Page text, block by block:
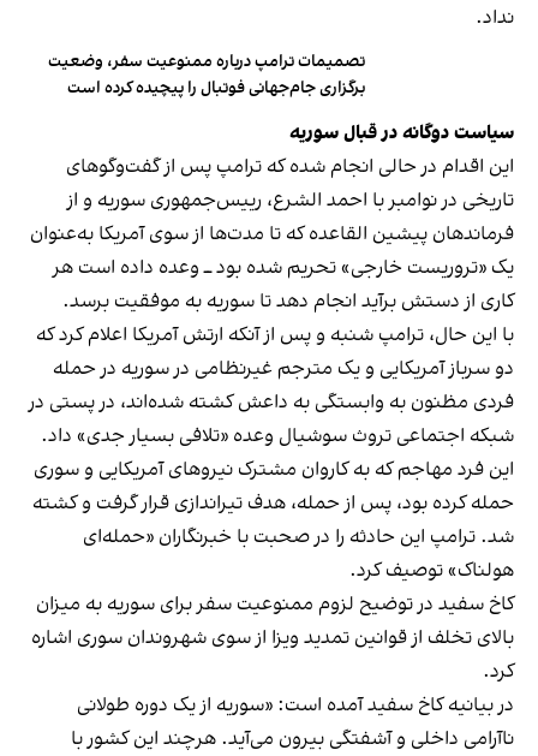
نداد.
تصمیمات ترامپ درباره ممنوعیت سفر، وضعیت
برگزاری جام‌جهانی فوتبال را پیچیده کرده است
سیاست دوگانه در قبال سوریه
این اقدام در حالی انجام شده که ترامپ پس از گفت‌وگوهای
تاریخی در نوامبر با احمد الشرع، رییس‌جمهوری سوریه و از
فرماندهان پیشین القاعده که تا مدت‌ها از سوی آمریکا به‌عنوان
یک «تروریست خارجی» تحریم شده بود ــ وعده داده است هر
کاری از دستش برآید انجام دهد تا سوریه به موفقیت برسد.
با این حال، ترامپ شنبه و پس از آنکه ارتش آمریکا اعلام کرد که
دو سرباز آمریکایی و یک مترجم غیرنظامی در سوریه در حمله
فردی مظنون به وابستگی به داعش کشته‌ شده‌اند، در پستی در
شبکه اجتماعی تروث سوشیال وعده «تلافی بسیار جدی» داد.
این فرد مهاجم که به کاروان مشترک نیروهای آمریکایی و سوری
حمله کرده بود، پس از حمله، هدف تیراندازی قرار گرفت و کشته
شد. ترامپ این حادثه را در صحبت با خبرنگاران «حمله‌ای
هولناک» توصیف کرد.
کاخ سفید در توضیح لزوم ممنوعیت سفر برای سوریه به میزان
بالای تخلف از قوانین تمدید ویزا از سوی شهروندان سوری اشاره
کرد.
در بیانیه کاخ سفید آمده است: «سوریه از یک دوره طولانی
ناآرامی داخلی و آشفتگی بیرون می‌آید. هرچند این کشور با